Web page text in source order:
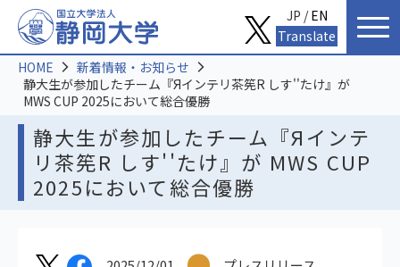
静大生が参加したチーム『Яインテ
リ茶筅R しす''たけ』が MWS CUP
2025において総合優勝
HOME
新着情報・お知らせ
静大生が参加したチーム『Яインテリ茶筅R しす''たけ』が
MWS CUP 2025において総合優勝
JP /EN
Translate